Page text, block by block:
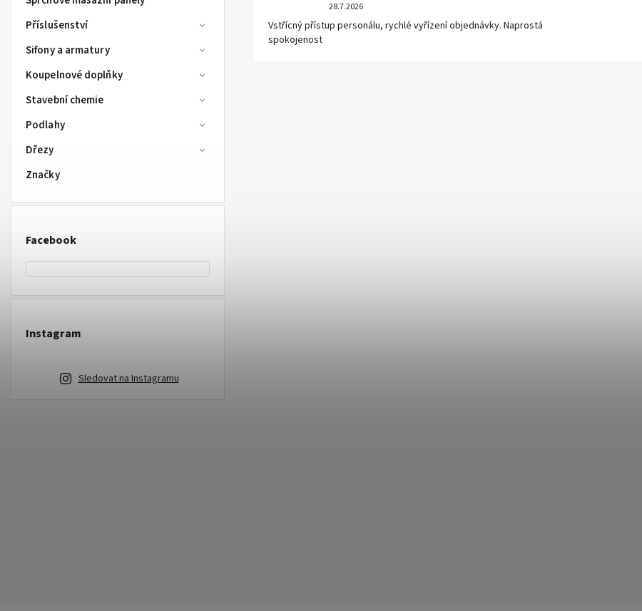
Příslušenství
Sifony a armatury
Koupelnové doplňky
Stavební chemie
Podlahy
Dřezy
Značky
Facebook
Instagram
Sledovat na Instagramu
28.7.2026
Vstřícný přístup personálu, rychlé vyřízení objednávky. Naprostá
spokojenost